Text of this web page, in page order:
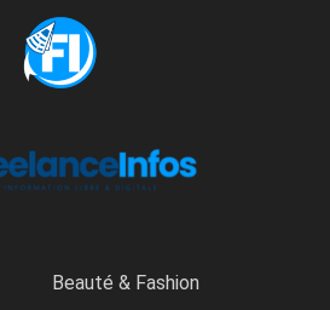
Beauté & Fashion